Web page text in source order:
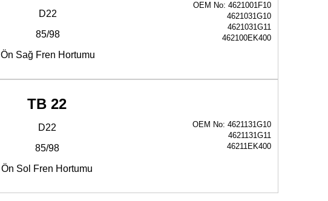
D22
85/98
Ön Sağ Fren Hortumu
OEM No: 4621001F10
4621031G10
4621031G11
462100EK400
TB 22
D22
85/98
Ön Sol Fren Hortumu
OEM No: 4621131G10
4621131G11
46211EK400